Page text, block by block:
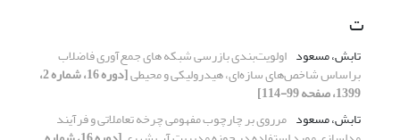
ت
تابش، مسعود اولویت‌بندی بازرسی شبکه های جمع‌آوری فاضلاب
براساس شاخص‌های سازه‌ای، هیدرولیکی و محیطی [دوره 16، شماره 2،
1399، صفحه 99-114]
تابش، مسعود مرروی بر چارچوب مفهومی چرخه تعاملاتی و فرآیند